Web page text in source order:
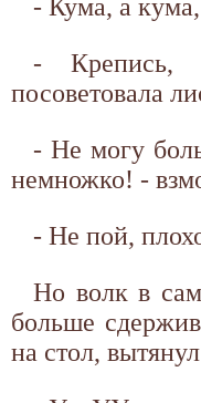
- Кума, а кума,
- Крепись,
посоветовала
- Не могу
немножко! -
- Не пой,
Но волк в
больше
на стол,